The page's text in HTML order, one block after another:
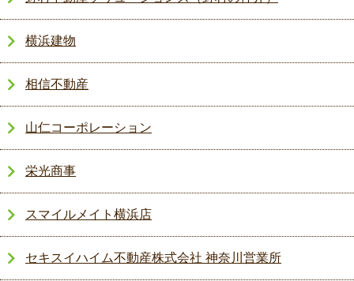
横浜建物
相信不動産
山仁コーポレーション
栄光商事
スマイルメイト横浜店
セキスイハイム不動産株式会社 神奈川営業所